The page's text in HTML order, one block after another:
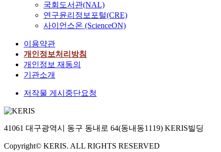
국회도서관(NAL)
연구윤리정보포털(CRE)
사이언스온 (ScienceON)
이용약관
개인정보처리방침
개인정보 재동의
기관소개
저작물 게시중단요청
41061 대구광역시 동구 동내로 64(동내동1119) KERIS빌딩
Copyright© KERIS. ALL RIGHTS RESERVED